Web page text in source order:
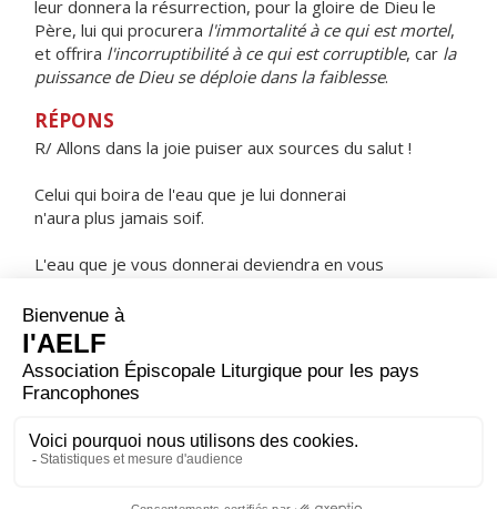
leur donnera la résurrection, pour la gloire de Dieu le
Père, lui qui procurera l'immortalité à ce qui est mortel,
et offrira l'incorruptibilité à ce qui est corruptible, car la
puissance de Dieu se déploie dans la faiblesse.
RÉPONS
R/ Allons dans la joie puiser aux sources du salut !
Celui qui boira de l'eau que je lui donnerai
n'aura plus jamais soif.
L'eau que je vous donnerai deviendra en vous
ORAISON
Dieu éternel et tout-puissant, nous implorons avec plus
révèle davantage : puisque tu nous as dégagés de nos
erreurs, fais-nous adhérer plus fermement à la vérité.